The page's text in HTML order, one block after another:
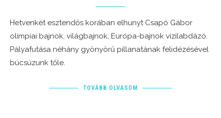
Hetvenkét esztendős korában elhunyt Csapó Gábor
olimpiai bajnok, világbajnok, Európa-bajnok vízilabdázó.
Pályafutása néhány gyönyörű pillanatának felidézésével
búcsúzunk tőle.
TOVÁBB OLVASOM